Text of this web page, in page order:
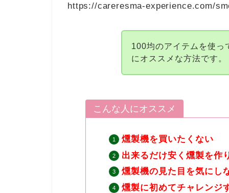
https://careresma-experience.com/
100均のアイテムを使っ
にオススメな方法です。
こんな人にオススメ
燻製機を買いたくない
出来るだけ安く燻製を作
燻製機の見た目を気にし
燻製に初めてチャレンジ